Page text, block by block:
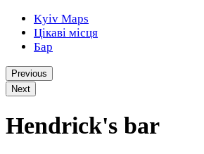
Kyiv Maps
Цікаві місця
Бар
Previous
Next
Hendrick's bar